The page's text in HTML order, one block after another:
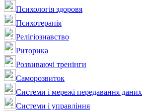
Психологія здоровя
Психотерапія
Релігіознавство
Риторика
Розвиваючі тренінги
Саморозвиток
Системи і мережі передавання даних
Системи і управління